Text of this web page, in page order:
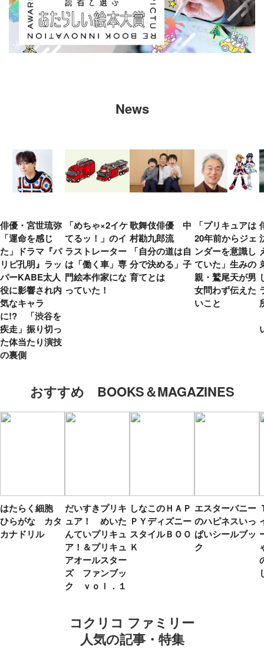
News
俳優・宮世琉弥
「運命を感じ
た」ドラマ『パ
リピ孔明』ラッ
パーKABE太人
役に影響され内
気なキャラ
に!? 「渋谷を
疾走」振り切っ
た体当たり演技
の裏側
「めちゃ×2イケ
てるッ！」のイ
ラストレーター
は「働く車」専
門絵本作家にな
っていた！
歌舞伎俳優 中
村勘九郎流
「自分の道は自
分で決める」子
育てとは
「プリキュアは
20年前からジェ
ンダーを意識し
ていた」生みの
親・鷲尾天が男
女問わず伝えた
いこと
おすすめ BOOKS＆MAGAZINES
はたらく細胞
ひらがな カタ
カナドリル
だいすきプリキ
ュア！ めいた
んていプリキュ
ア！＆プリキュ
アオールスター
ズ ファンブッ
ク ｖｏｌ．１
しなこのＨＡＰ
ＰＹディズニー
スタイルＢＯＯ
Ｋ
エスターバニー
のハピネスいっ
ぱいシールブッ
ク
コクリコ ファミリー
人気の記事・特集